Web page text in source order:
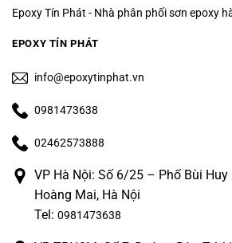
Epoxy Tín Phát - Nhà phân phối sơn epoxy
EPOXY TÍN PHÁT
info@epoxytinphat.vn
0981473638
02462573888
VP Hà Nội: Số 6/25 – Phố Bùi Huy
Hoàng Mai, Hà Nội
Tel: 0981473638